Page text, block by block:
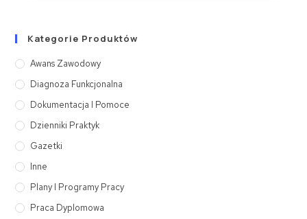
Kategorie Produktów
Awans Zawodowy
Diagnoza Funkcjonalna
Dokumentacja I Pomoce
Dzienniki Praktyk
Gazetki
Inne
Plany I Programy Pracy
Praca Dyplomowa